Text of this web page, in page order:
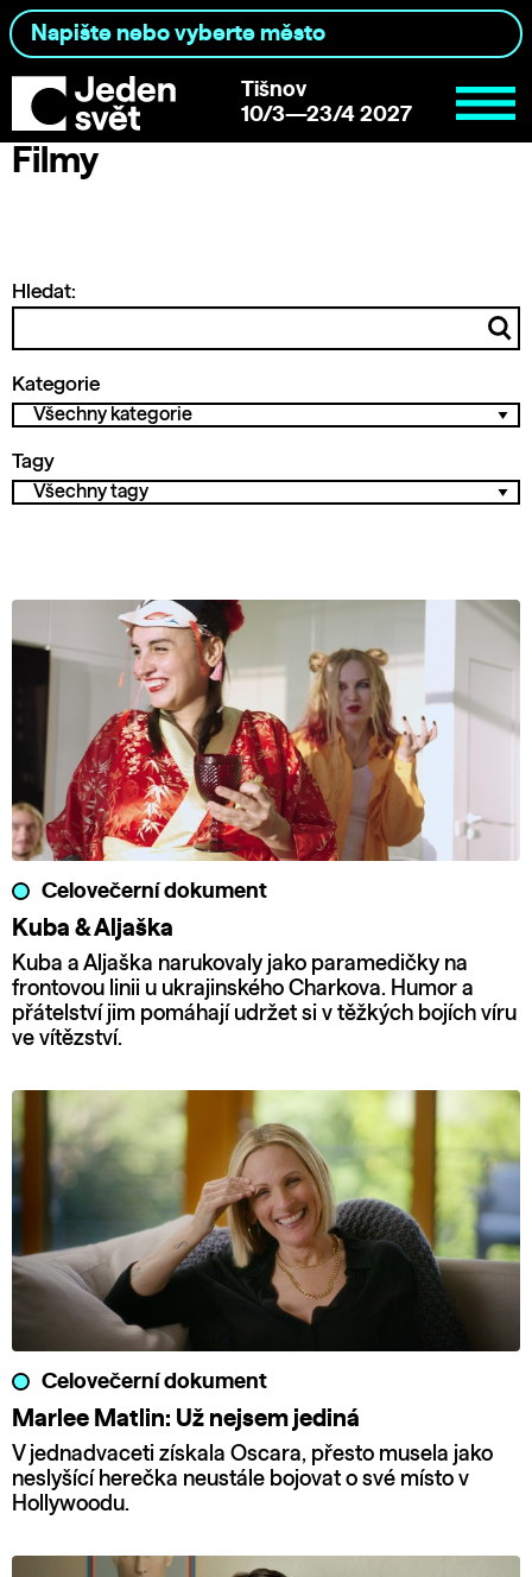
Tišnov
10/3—23/4 2027
Filmy
Hledat:
Kategorie
Tagy
Celovečerní dokument
Kuba & Aljaška
Kuba a Aljaška narukovaly jako paramedičky na
frontovou linii u ukrajinského Charkova. Humor a
přátelství jim pomáhají udržet si v těžkých bojích víru
ve vítězství.
Celovečerní dokument
Marlee Matlin: Už nejsem jediná
V jednadvaceti získala Oscara, přesto musela jako
neslyšící herečka neustále bojovat o své místo v
Hollywoodu.